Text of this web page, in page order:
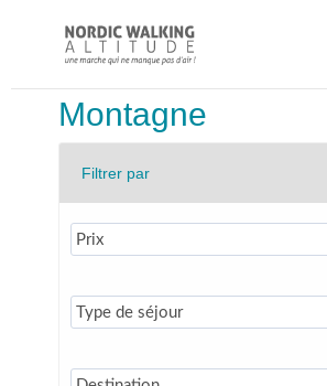
Montagne
Filtrer par